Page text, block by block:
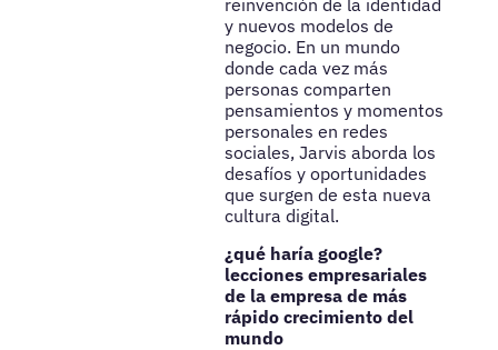
reinvención de la identidad
y nuevos modelos de
negocio. En un mundo
donde cada vez más
personas comparten
pensamientos y momentos
personales en redes
sociales, Jarvis aborda los
desafíos y oportunidades
que surgen de esta nueva
cultura digital.
¿qué haría google?
lecciones empresariales
de la empresa de más
rápido crecimiento del
mundo